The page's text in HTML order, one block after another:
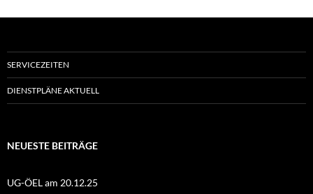
SERVICEZEITEN
DIENSTPLÄNE AKTUELL
NEUESTE BEITRÄGE
UG-ÖEL am 20.12.25